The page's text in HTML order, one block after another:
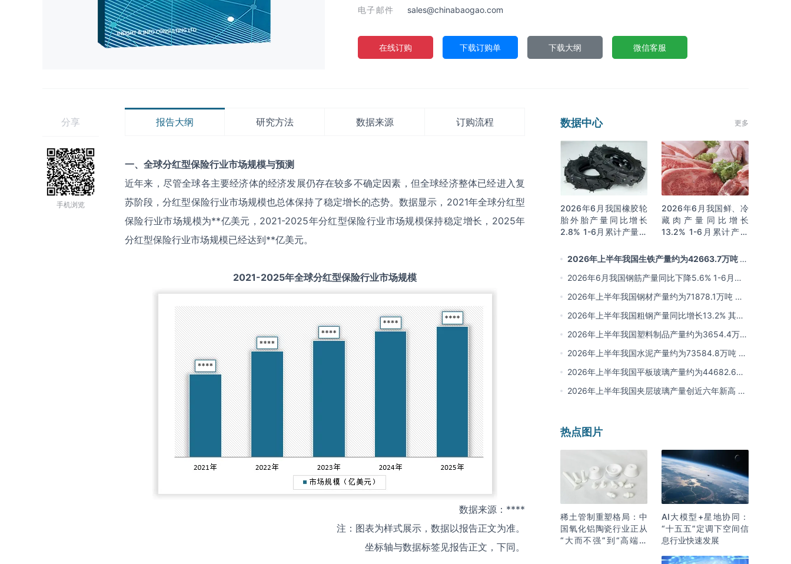
电子邮件 sales@chinabaogao.com
在线订购 下载订购单 下载大纲 微信客服
分享
手机浏览
报告大纲 研究方法 数据来源 订购流程
一、全球分红型保险行业市场规模与预测
近年来，尽管全球各主要经济体的经济发展仍存在较多不确定因素，但全球经济整体已经进入复
苏阶段，分红型保险行业市场规模也总体保持了稳定增长的态势。数据显示，2021年全球分红型
保险行业市场规模为**亿美元，2021-2025年分红型保险行业市场规模保持稳定增长，2025年
分红型保险行业市场规模已经达到**亿美元。
2021-2025年全球分红型保险行业市场规模
数据来源：****
注：图表为样式展示，数据以报告正文为准。
坐标轴与数据标签见报告正文，下同。
数据中心 更多
2026年6月我国橡胶轮
胎外胎产量同比增长
2.8% 1-6月累计产量同
2026年6月我国鲜、冷
藏肉产量同比增长
13.2% 1-6月累计产量
2026年上半年我国生铁产量约为42663.7万吨 同
比下降2.8% 其中河北产量占比22.7%排名第一
2026年6月我国钢筋产量同比下降5.6% 1-6月累
计产量同比下降10.7%
2026年上半年我国钢材产量约为71878.1万吨 同
比下降0.9% 其中河北以超亿吨产量排名第一
2026年上半年我国粗钢产量同比增长13.2% 其中
河北产量占比21.5%位居首位
2026年上半年我国塑料制品产量约为3654.4万吨
其中江苏、浙江产量分别占比18.9%、16.0%
2026年上半年我国水泥产量约为73584.8万吨 同
比下降8% 其中广东、浙江和安徽分别排名前三
2026年上半年我国平板玻璃产量约为44682.6万
重量箱 同比下降5.7% 其中河北产量最多 占比
2026年上半年我国夹层玻璃产量创近六年新高 约
热点图片
稀土管制重塑格局：中
国氧化铝陶瓷行业正从
“大而不强”到“高端突
AI大模型+星地协同：
“十五五”定调下空间信
息行业快速发展